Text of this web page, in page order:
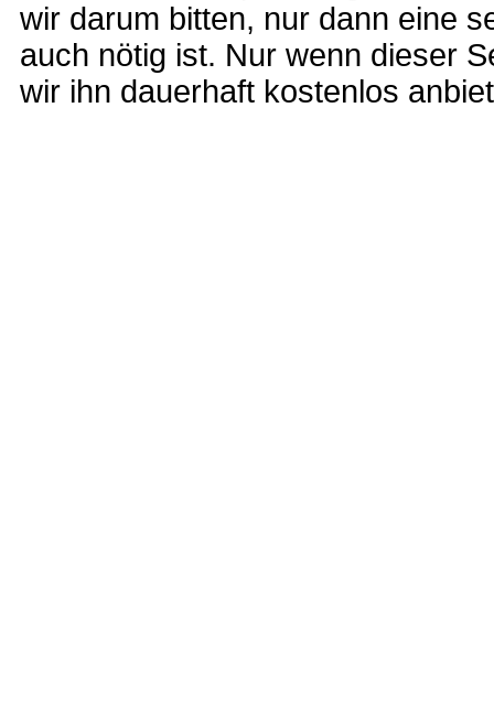
wir darum bitten, nur dann eine
auch nötig ist. Nur wenn dieser
wir ihn dauerhaft kostenlos